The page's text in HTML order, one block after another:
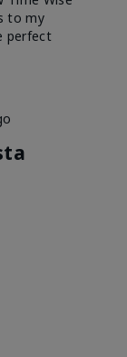
to my
perfect